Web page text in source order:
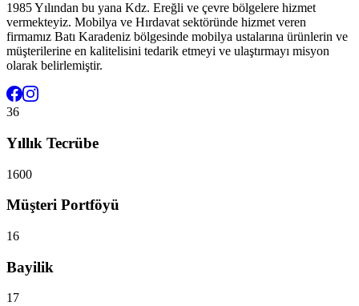
1985 Yılından bu yana Kdz. Ereğli ve çevre bölgelere hizmet
vermekteyiz. Mobilya ve Hırdavat sektöründe hizmet veren
firmamız Batı Karadeniz bölgesinde mobilya ustalarına ürünlerin ve
müşterilerine en kalitelisini tedarik etmeyi ve ulaştırmayı misyon
olarak belirlemiştir.
36
Yıllık Tecrübe
1600
Müşteri Portföyü
16
Bayilik
17